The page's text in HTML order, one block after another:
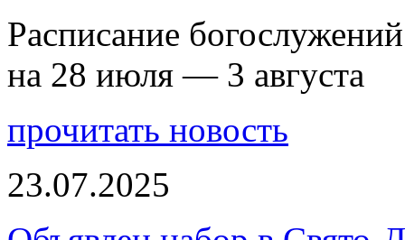
Расписание
на 28 июля — 3 августа
прочитать новость
23.07.2025